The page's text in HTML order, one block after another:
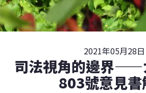
2021年05月28日
司法視角的邊界——
803號意見書